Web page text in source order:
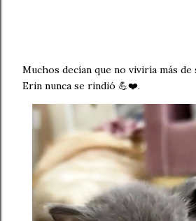
Muchos decían que no viviría más de
Erin nunca se rindió 💪❤️.